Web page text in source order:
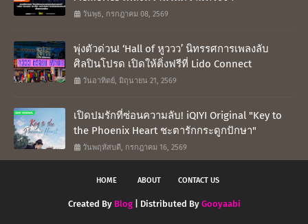
วันพุธ, กรกฎาคม 08, 2569
พุ่งตัวด่วน! ‘Hall of หูววว’ นิทรรศการเพลงลับ
ศิลปินโปรด เปิดให้ติ่งฟรีที่ Lido Connect
วันอาทิตย์, มิถุนายน 21, 2569
เปิดปมรักที่ซ่อนความลับ! iQIYI Original "Key to
the Phoenix Heart ชะตารักกระดูกปักษา"
วันพฤหัสบดี, กรกฎาคม 16, 2569
HOME ABOUT CONTACT US
Created By Blog| Distributed By Gooyaabi